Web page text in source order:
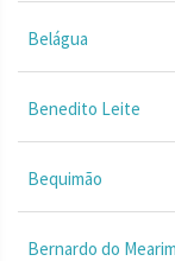
Belágua
Benedito Leite
Bequimão
Bernardo do Mearim